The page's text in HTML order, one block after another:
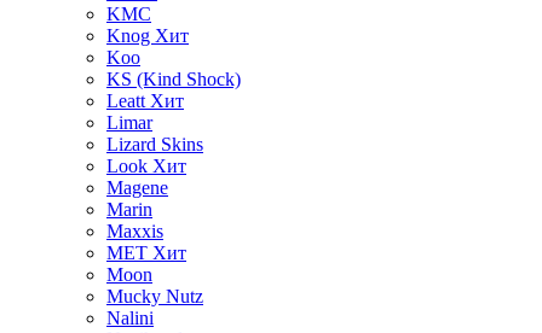
KMC
Knog Хит
Koo
KS (Kind Shock)
Leatt Хит
Limar
Lizard Skins
Look Хит
Magene
Marin
Maxxis
MET Хит
Moon
Mucky Nutz
Nalini